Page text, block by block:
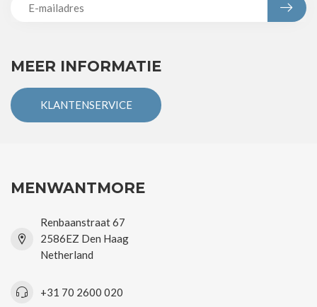
MEER INFORMATIE
KLANTENSERVICE
MENWANTMORE
Renbaanstraat 67
2586EZ Den Haag
Netherland
+31 70 2600 020